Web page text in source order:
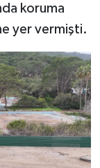
koruma
yer vermişti.